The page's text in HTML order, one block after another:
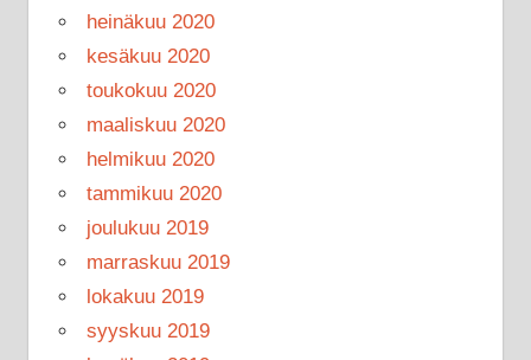
heinäkuu 2020
kesäkuu 2020
toukokuu 2020
maaliskuu 2020
helmikuu 2020
tammikuu 2020
joulukuu 2019
marraskuu 2019
lokakuu 2019
syyskuu 2019